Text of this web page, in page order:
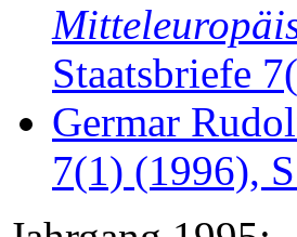
Staatsbriefe
Germar
7(1) (1996),